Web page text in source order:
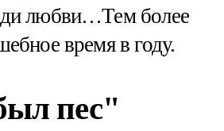
любви…Тем более
время в году.
пес"